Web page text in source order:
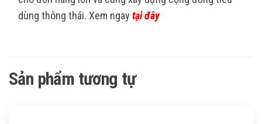
dùng thông thái. Xem ngay tại đây
Sản phẩm tương tự